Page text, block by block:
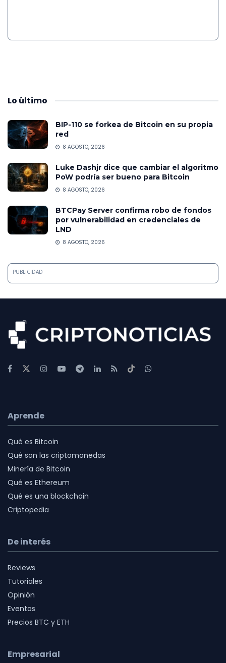
Lo último
BIP-110 se forkea de Bitcoin en su propia
red
8 AGOSTO, 2026
Luke Dashjr dice que cambiar el algoritmo
PoW podría ser bueno para Bitcoin
8 AGOSTO, 2026
BTCPay Server confirma robo de fondos
por vulnerabilidad en credenciales de
LND
8 AGOSTO, 2026
PUBLICIDAD
Aprende
Qué es Bitcoin
Qué son las criptomonedas
Minería de Bitcoin
Qué es Ethereum
Qué es una blockchain
Criptopedia
De interés
Reviews
Tutoriales
Opinión
Eventos
Precios BTC y ETH
Empresarial